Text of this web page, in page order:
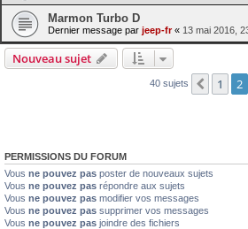
Marmon Turbo D
Dernier message par jeep-fr« 13 mai 2016,
Nouveau sujet
40 sujets 1 2
PERMISSIONS DU FORUM
Vous ne pouvez pas poster de nouveaux sujets
Vous ne pouvez pas répondre aux sujets
Vous ne pouvez pas modifier vos messages
Vous ne pouvez pas supprimer vos messages
Vous ne pouvez pas joindre des fichiers